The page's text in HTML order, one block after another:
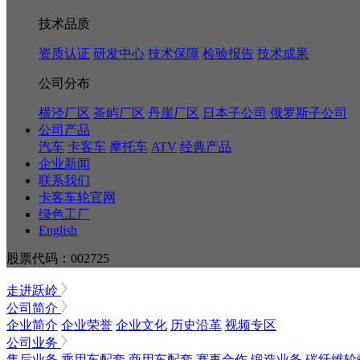
技术品质
资质认证 研发中心 技术保障 检验报告 技术成果
公司分布
横泾厂区 茶屿厂区 丹崖厂区 日本子公司 俄罗斯子公司
公司产品
汽车 卡客车 摩托车 ATV 经典产品
企业新闻
联系我们
卡客车轮官网
绿色工厂
English
股票代码：002725
走进跃岭
公司简介
企业简介 企业荣誉 企业文化 历史沿革 视频专区
公司业务